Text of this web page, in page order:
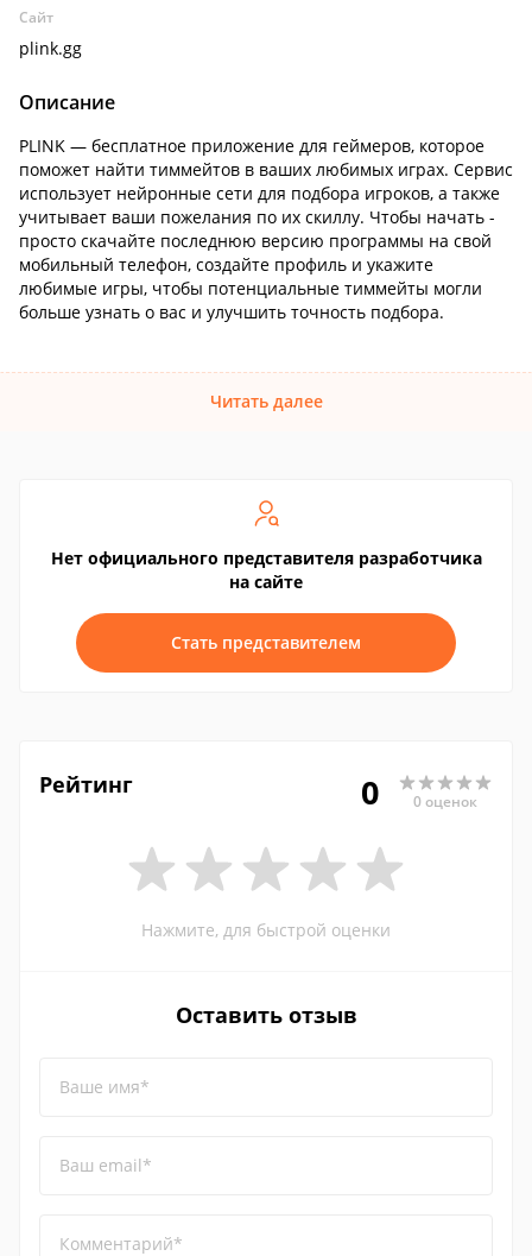
Сайт
plink.gg
Описание
PLINK — бесплатное приложение для геймеров, которое
поможет найти тиммейтов в ваших любимых играх. Сервис
использует нейронные сети для подбора игроков, а также
учитывает ваши пожелания по их скиллу. Чтобы начать -
просто скачайте последнюю версию программы на свой
мобильный телефон, создайте профиль и укажите
любимые игры, чтобы потенциальные тиммейты могли
больше узнать о вас и улучшить точность подбора.
Читать далее
Нет официального представителя разработчика
на сайте
Стать представителем
Рейтинг 0 0 оценок
Нажмите, для быстрой оценки
Оставить отзыв
Ваше имя*
Ваш email*
Комментарий*